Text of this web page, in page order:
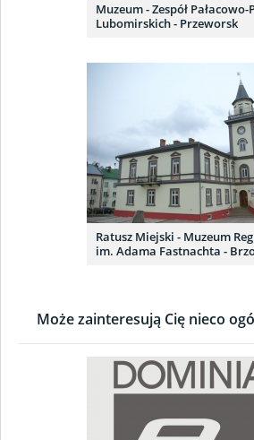
Muzeum - Zespół
Lubomirskich - Przeworsk
Ratusz Miejski - Muzeum
im. Adama Fastnachta -
Może zainteresują Cię nieco